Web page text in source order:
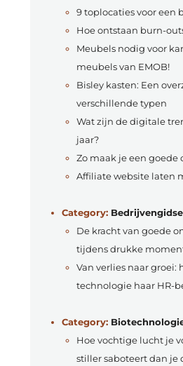
9 toplocaties voor een
Hoe ontstaan burn-
Meubels nodig voor
meubels van EMOB!
Bisley kasten: Een
verschillende typen
Wat zijn de digitale
jaar?
Zo maak je een goede
Affiliate website laten
Category:
De kracht van goede
tijdens drukke
Van verlies naar groei:
technologie haar HR-
Category:
Hoe vochtige lucht je
stiller saboteert dan je